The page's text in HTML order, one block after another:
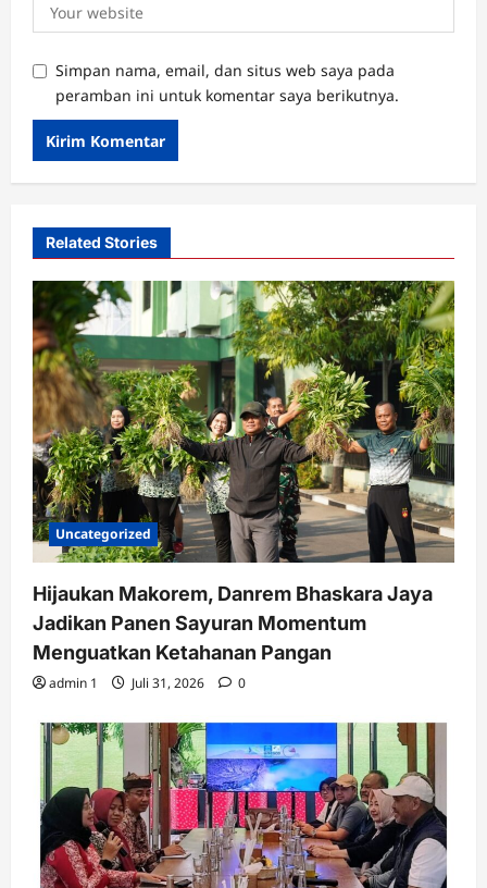
Simpan nama, email, dan situs web saya pada
peramban ini untuk komentar saya berikutnya.
Related Stories
Uncategorized
Hijaukan Makorem, Danrem Bhaskara Jaya
Jadikan Panen Sayuran Momentum
Menguatkan Ketahanan Pangan
admin 1 Juli 31, 2026 0